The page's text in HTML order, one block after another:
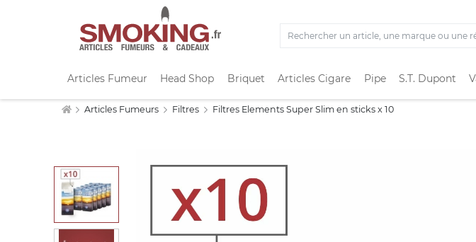
Articles Fumeur Head Shop Briquet Articles Cigare Pipe S.T. Dupont
Articles Fumeurs Filtres Filtres Elements Super Slim en sticks x 10